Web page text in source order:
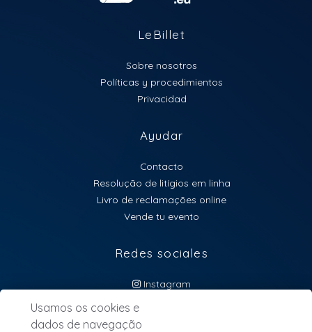
LeBillet
Sobre nosotros
Políticas y procedimientos
Privacidad
Ayudar
Contacto
Resolução de litígios em linha
Livro de reclamações online
Vende tu evento
Redes sociales
Instagram
atendimento@lebillet.eu
Usamos os cookies e
dados de navegação